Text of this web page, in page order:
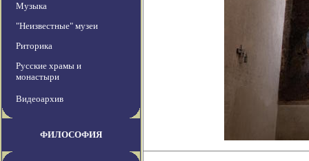
Музыка
"Неизвестные" музеи
Риторика
Русские храмы и
монастыри
Видеоархив
ФИЛОСОФИЯ